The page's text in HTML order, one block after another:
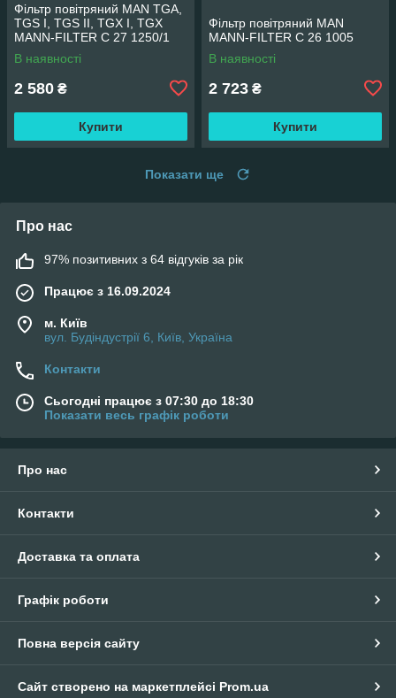
Фільтр повітряний MAN TGA,
TGS I, TGS II, TGX I, TGX
MANN-FILTER C 27 1250/1
В наявності
2 580 ₴
Купити
Фільтр повітряний MAN
MANN-FILTER C 26 1005
В наявності
2 723 ₴
Купити
Показати ще
Про нас
97% позитивних з 64 відгуків за рік
Працює з 16.09.2024
м. Київ
вул. Будіндустрії 6, Київ, Україна
Контакти
Сьогодні працює з 07:30 до 18:30
Показати весь графік роботи
Про нас
Контакти
Доставка та оплата
Графік роботи
Повна версія сайту
Сайт створено на маркетплейсі Prom.ua